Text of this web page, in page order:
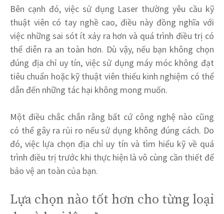
Bên cạnh đó, việc sử dụng Laser thường yêu cầu kỹ
thuật viên có tay nghề cao, điều này đồng nghĩa với
việc những sai sót ít xảy ra hơn và quá trình điều trị có
thể diễn ra an toàn hơn. Dù vậy, nếu bạn không chọn
đúng địa chỉ uy tín, việc sử dụng máy móc không đạt
tiêu chuẩn hoặc kỹ thuật viên thiếu kinh nghiệm có thể
dẫn đến những tác hại không mong muốn.
Một điều chắc chắn rằng bất cứ công nghệ nào cũng
có thể gây ra rủi ro nếu sử dụng không đúng cách. Do
đó, việc lựa chọn địa chỉ uy tín và tìm hiểu kỹ về quá
trình điều trị trước khi thực hiện là vô cùng cần thiết để
bảo vệ an toàn của bạn.
Lựa chọn nào tốt hơn cho từng loại